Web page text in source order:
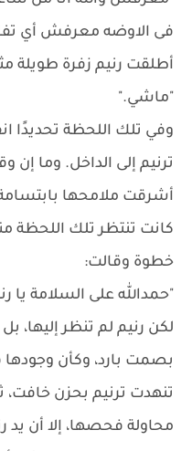
فى الاوضه معرفش أي
أطلقت رنيم زفرة طويلة
"ماشي."
وفي تلك اللحظة تحديدًا
ترنيم إلى الداخل. وما إن
أشرقت ملامحها بابتسامة
كانت تنتظر تلك اللحظة
خطوة وقالت:
"حمدالله على السلامة يا
لكن رنيم لم تنظر إليها،
بصمت بارد، وكأن
تنهدت ترنيم بحزن خافت،
محاولة فحصها، إلا أن